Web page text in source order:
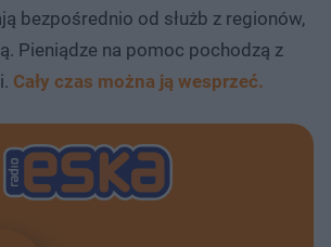
bezpośrednio od służb z regionów,
Pieniądze na pomoc pochodzą z
Cały czas można ją wesprzeć.